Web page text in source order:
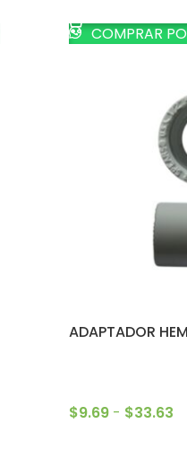
COMPRAR
ADAPTADOR
$9.69 - $33.63